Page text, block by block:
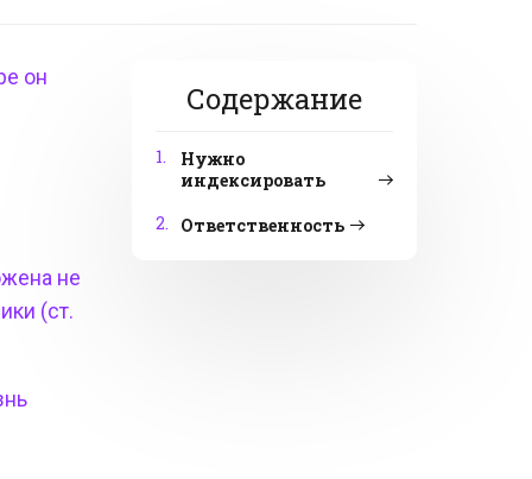
Содержание
1.
Нужно
индексировать
2.
Ответственность
он
не
(ст.